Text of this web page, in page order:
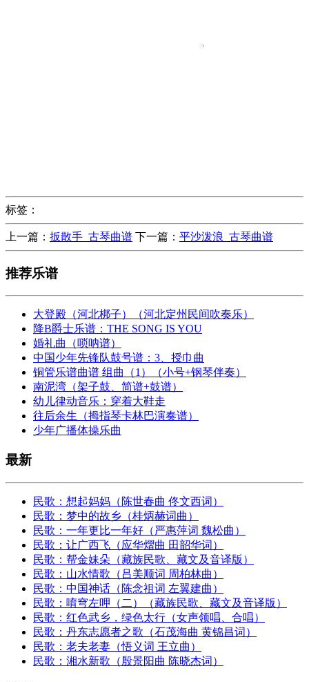
标签：
上一篇： 扳散手_古琴曲谱 下一篇： 平沙泼浪_古琴曲谱
推荐乐谱
大登殿（河北梆子）（河北定州民间吹奏乐）
降B爵士乐谱：THE SONG IS YOU
婚礼曲（唢呐谱）
中国少年先锋队鼓号谱：3、授巾曲
铜管乐谱曲谱 组曲（1）（小号+钢琴伴奏）
南泥湾（架子鼓、简谱+鼓谱）
幼儿律动音乐：穿着大鞋走
往后余生（拇指琴卡林巴演奏谱）
少年广播体操乐曲
最新
民歌：想起妈妈（陈世春曲 佟文西词）
民歌：梦中的故乡（桂炳赫词曲）
民歌：一年更比一年好（严惠萍词 魏松曲）
民歌：让广西飞（应华熠曲 田韶华词）
民歌：帮金妹朵（藏族民歌、藏文及音译版）
民歌：山水情歌（吕美顺词 周柏林曲）
民歌：中国神话（陈念祖词 左翼建曲）
民歌：唷穹左呷（二）（藏族民歌、藏文及音译版）
民歌：红色武乡，绿色太行（女声领唱、合唱）
民歌：​丹东志愿者之歌（石茂海曲 黄锦昌词）
民歌：老夫老妻（悟义词 王立曲）
民歌：湘水新歌（殷景阳曲 陈晓杰词）